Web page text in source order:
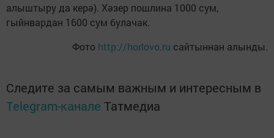
алыштыру да керә). Хәзер пошлина 1000 сум,
гыйнвардан 1600 сум булачак.
Фото http://horlovo.ru сайтыннан алынды.
Следите за самым важным и интересным в
Telegram-канале Татмедиа